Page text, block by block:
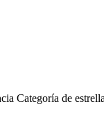
Categoría de